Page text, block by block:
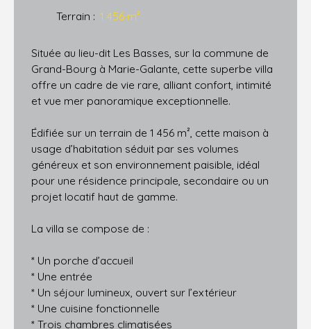
Terrain : 1 456 m²
Située au lieu-dit Les Basses, sur la commune de
Grand-Bourg à Marie-Galante, cette superbe villa
offre un cadre de vie rare, alliant confort, intimité
et vue mer panoramique exceptionnelle.
Édifiée sur un terrain de 1 456 m², cette maison à
usage d’habitation séduit par ses volumes
généreux et son environnement paisible, idéal
pour une résidence principale, secondaire ou un
projet locatif haut de gamme.
La villa se compose de :
* Un porche d’accueil
* Une entrée
* Un séjour lumineux, ouvert sur l’extérieur
* Une cuisine fonctionnelle
* Trois chambres climatisées